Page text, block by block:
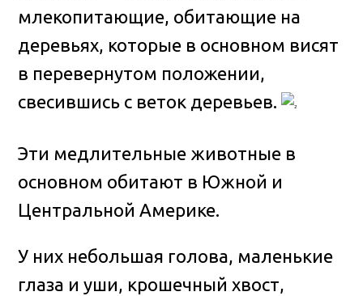
млекопитающие, обитающие на
деревьях, которые в основном висят
в перевернутом положении,
свесившись с веток деревьев.
Эти медлительные животные в
основном обитают в Южной и
Центральной Америке.
У них небольшая голова, маленькие
глаза и уши, крошечный хвост,